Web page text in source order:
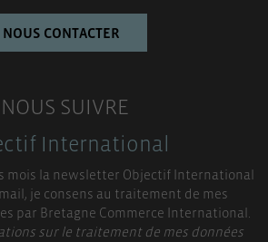
NOUS CONTACTER
NOUS SUIVRE
International
mois la newsletter Objectif International
je consens au traitement de mes
par Bretagne Commerce International.
sur le traitement de mes données